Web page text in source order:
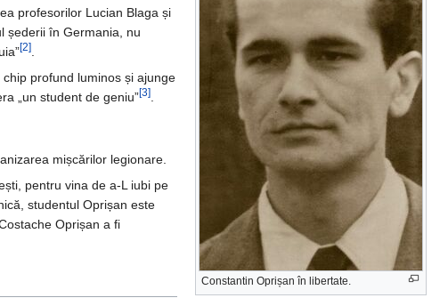
Constantin Oprișan în libertate.
profesorilor Lucian Blaga și
șederii în Germania, nu
[2]
profund luminos și ajunge
„un student de geniu”[3]
mișcărilor legionare.
pentru vina de a-L iubi pe
studentul Oprișan este
Oprișan a fi